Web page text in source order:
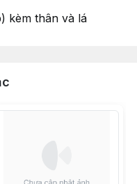
kèm thân và lá